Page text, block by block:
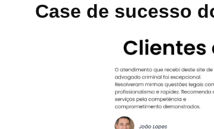
Case de sucesso